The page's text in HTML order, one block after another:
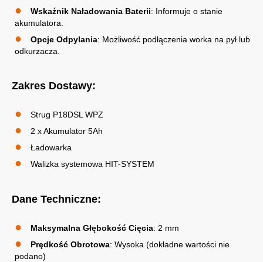
Wskaźnik Naładowania Baterii: Informuje o stanie
akumulatora.
Opcje Odpylania: Możliwość podłączenia worka na pył lub
odkurzacza.
Zakres Dostawy:
Strug P18DSL WPZ
2 x Akumulator 5Ah
Ładowarka
Walizka systemowa HIT-SYSTEM
Dane Techniczne:
Maksymalna Głębokość Cięcia: 2 mm
Prędkość Obrotowa: Wysoka (dokładne wartości nie
podano)